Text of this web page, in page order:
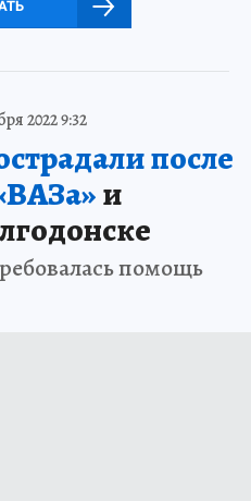
2022 9:32
после
и
помощь